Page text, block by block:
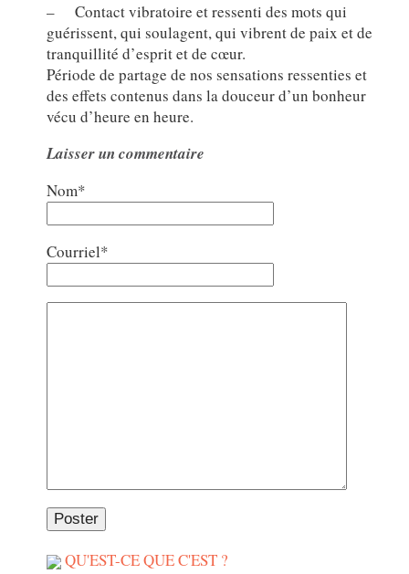
– Contact vibratoire et ressenti des mots qui
guérissent, qui soulagent, qui vibrent de paix et de
tranquillité d’esprit et de cœur.
Période de partage de nos sensations ressenties et
des effets contenus dans la douceur d’un bonheur
vécu d’heure en heure.
Laisser un commentaire
Nom*
Courriel*
QU'EST-CE QUE C'EST ?